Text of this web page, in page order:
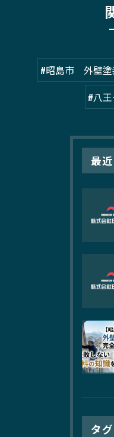
#昭島市 外壁塗
#八
最
タグ